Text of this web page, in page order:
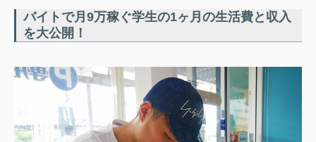
バイトで月9万稼ぐ学生の1ヶ月の生活費と収入
を大公開！